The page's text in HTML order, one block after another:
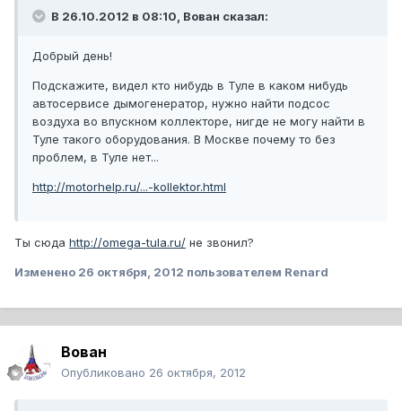
В 26.10.2012 в 08:10, Вован сказал:
Добрый день!
Подскажите, видел кто нибудь в Туле в каком нибудь
автосервисе дымогенератор, нужно найти подсос
воздуха во впускном коллекторе, нигде не могу найти в
Туле такого оборудования. В Москве почему то без
проблем, в Туле нет...
http://motorhelp.ru/...-kollektor.html
Ты сюда http://omega-tula.ru/ не звонил?
Изменено 26 октября, 2012 пользователем Renard
Вован
Опубликовано 26 октября, 2012